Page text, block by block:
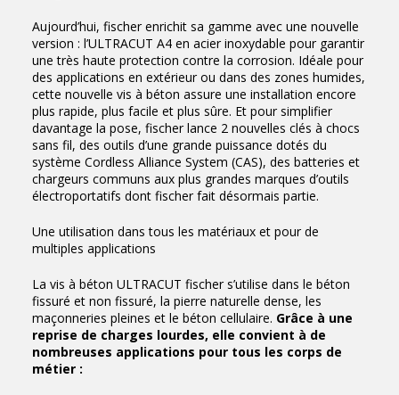
Aujourd’hui, fischer enrichit sa gamme avec une nouvelle
version : l’ULTRACUT A4 en acier inoxydable pour garantir
une très haute protection contre la corrosion. Idéale pour
des applications en extérieur ou dans des zones humides,
cette nouvelle vis à béton assure une installation encore
plus rapide, plus facile et plus sûre. Et pour simplifier
davantage la pose, fischer lance 2 nouvelles clés à chocs
sans fil, des outils d’une grande puissance dotés du
système Cordless Alliance System (CAS), des batteries et
chargeurs communs aux plus grandes marques d’outils
électroportatifs dont fischer fait désormais partie.
Une utilisation dans tous les matériaux et pour de
multiples applications
La vis à béton ULTRACUT fischer s’utilise dans le béton
fissuré et non fissuré, la pierre naturelle dense, les
maçonneries pleines et le béton cellulaire. Grâce à une
reprise de charges lourdes, elle convient à de
nombreuses applications pour tous les corps de
métier :